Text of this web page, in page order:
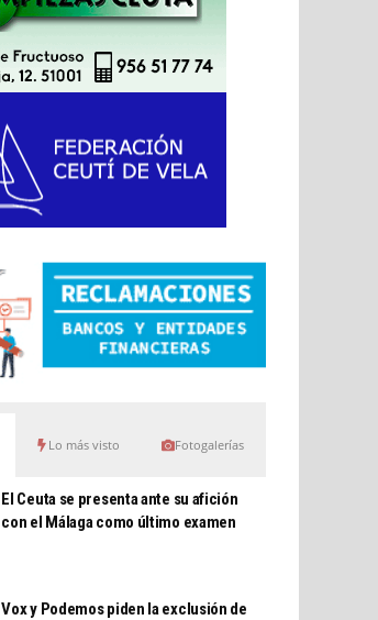
Lo más visto Fotogalerías
El Ceuta se presenta ante su afición
con el Málaga como último examen
Vox y Podemos piden la exclusión de